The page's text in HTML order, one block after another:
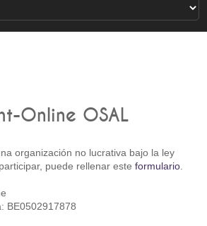
Online OSAL
organización no lucrativa bajo la ley
puede rellenar esteformulario
BE0502917878